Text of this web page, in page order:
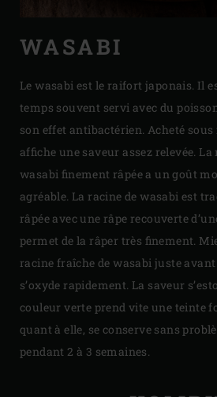
WASABI
Le wasabi est le raifort japonais. Il
temps souvent servi avec du
son effet antibactérien. Acheté sous
affiche une saveur assez relevée.
wasabi finement râpée a un goût
agréable. La racine de wasabi est
râpée avec une râpe recouverte
permet de la râper très finement.
racine fraîche de wasabi juste
s’oxyde rapidement. La saveur
couleur verte prend vite une teinte
quant à elle, se conserve sans
pendant 2 à 3 semaines.